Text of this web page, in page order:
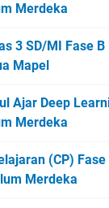
Merdeka
3 SD/MI Fase
Mapel
Ajar Deep
Merdeka
(CP) Fase
Merdeka